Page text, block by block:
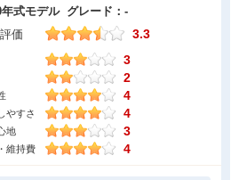
ったと、思っています。
気になった点
が気になります。後ろの席がリクライ
が寝る時にしんどそうにしているのが
。それから、クラクションの音がかな
クションのようで、これはすこしカス
年式モデル グレード：-
価
3.3
3
2
4
やすさ 4
地 3
維持費 4